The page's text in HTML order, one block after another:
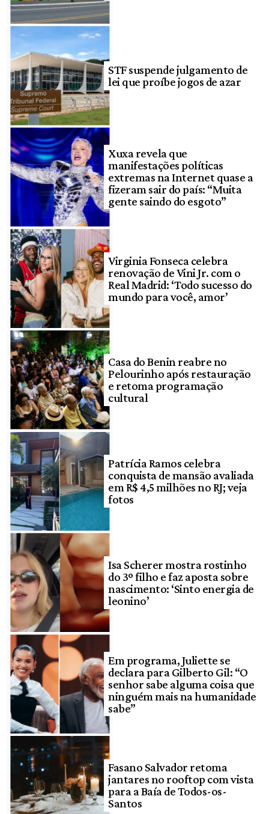
STF suspende julgamento de
lei que proíbe jogos de azar
Xuxa revela que
manifestações políticas
extremas na Internet quase a
fizeram sair do país: “Muita
gente saindo do esgoto”
Virginia Fonseca celebra
renovação de Vini Jr. com o
Real Madrid: ‘Todo sucesso do
mundo para você, amor’
Casa do Benin reabre no
Pelourinho após restauração
e retoma programação
cultural
Patrícia Ramos celebra
conquista de mansão avaliada
em R$ 4,5 milhões no RJ; veja
fotos
Isa Scherer mostra rostinho
do 3º filho e faz aposta sobre
nascimento: ‘Sinto energia de
leonino’
Em programa, Juliette se
declara para Gilberto Gil: “O
senhor sabe alguma coisa que
ninguém mais na humanidade
sabe”
Fasano Salvador retoma
jantares no rooftop com vista
para a Baía de Todos-os-
Santos